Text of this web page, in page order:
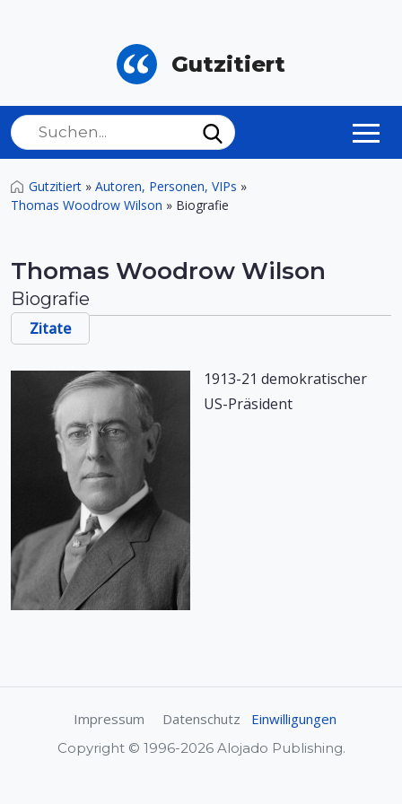
Gutzitiert
Gutzitiert » Autoren, Personen, VIPs »
Thomas Woodrow Wilson » Biografie
Thomas Woodrow Wilson
Biografie
Zitate
1913-21 demokratischer
US-Präsident
Impressum Datenschutz Einwilligungen
Copyright © 1996-2026 Alojado Publishing.